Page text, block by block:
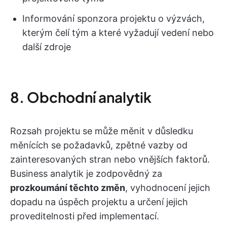
Informování sponzora projektu o výzvách,
kterým čelí tým a které vyžadují vedení nebo
další zdroje
8. Obchodní analytik
Rozsah projektu se může měnit v důsledku
měnících se požadavků, zpětné vazby od
zainteresovaných stran nebo vnějších faktorů.
Business analytik je zodpovědný za
prozkoumání těchto změn, vyhodnocení jejich
dopadu na úspěch projektu a určení jejich
proveditelnosti před implementací.